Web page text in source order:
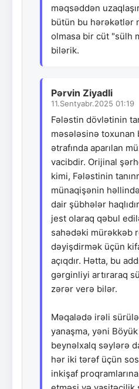
məqsəddən
bütün bu hərəkətlər
olmasa bir cüt "sülh
bilərik.
Pərvin Ziyadli
11.Sentyabr.2025 01:19
Fələstin dövlətinin
məsələsinə toxunan
ətrafında aparılan
vacibdir. Orijinal
kimi, Fələstinin
münaqişənin
dair şübhələr
jest olaraq qəbul
sahədəki mürəkkəb
dəyişdirmək üçün
açıqdır. Hətta, bu
gərginliyi artıraraq
zərər verə bilər.
Məqalədə irəli
yanaşma, yəni
beynəlxalq səylərə
hər iki tərəf üçün
inkişaf